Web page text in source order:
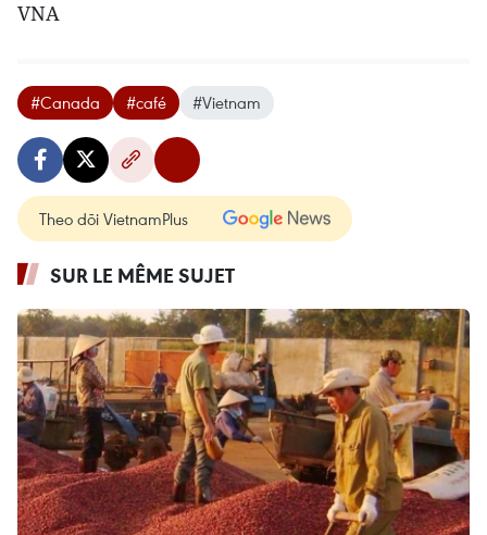
VNA
#Canada #café #Vietnam
Theo dõi VietnamPlus
SUR LE MÊME SUJET